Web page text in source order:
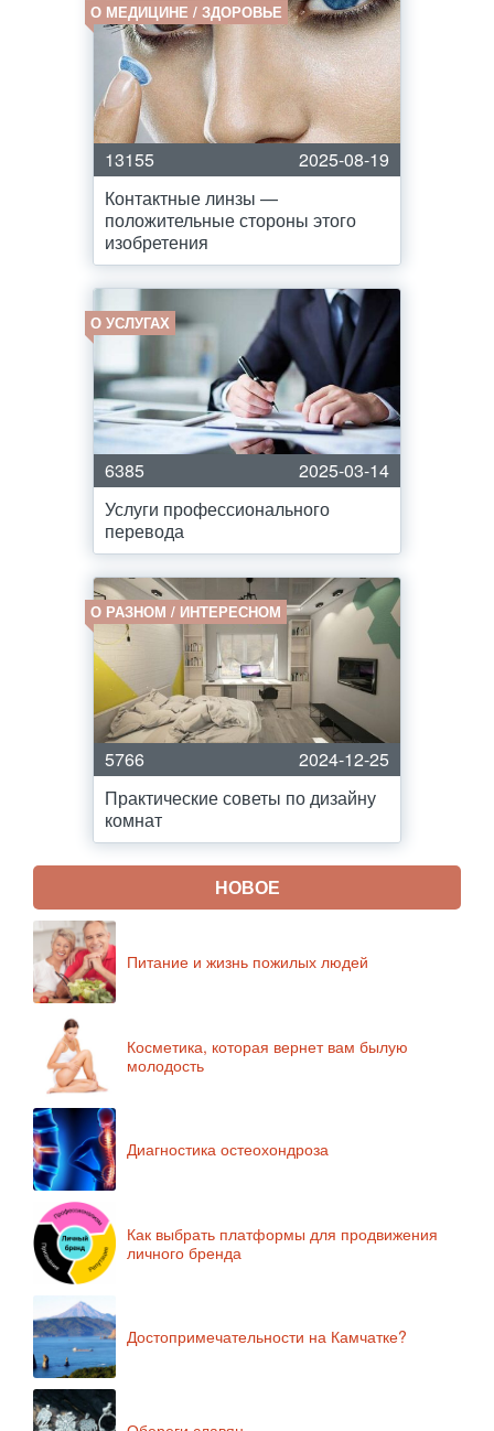
О МЕДИЦИНЕ / ЗДОРОВЬЕ
13155
2025-08-19
Контактные линзы —
положительные стороны этого
изобретения
О УСЛУГАХ
6385
2025-03-14
Услуги профессионального
перевода
О РАЗНОМ / ИНТЕРЕСНОМ
5766
2024-12-25
Практические советы по дизайну
комнат
НОВОЕ
Питание и жизнь пожилых людей
Косметика, которая вернет вам былую
молодость
Диагностика остеохондроза
Как выбрать платформы для продвижения
личного бренда
Достопримечательности на Камчатке?